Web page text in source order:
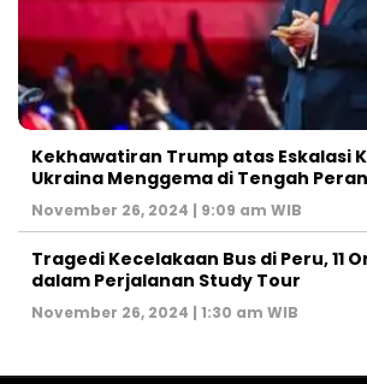
Kekhawatiran Trump atas Eskalasi
Ukraina Menggema di Tengah
November 26, 2024 | 9:09 am WIB
Tragedi Kecelakaan Bus di Peru, 11
dalam Perjalanan Study Tour
November 26, 2024 | 1:30 am WIB